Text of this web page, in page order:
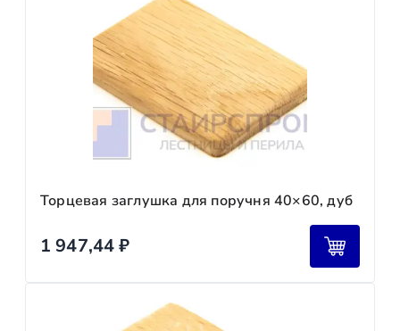
Торцевая заглушка для поручня 40×60, дуб
1 947,44₽